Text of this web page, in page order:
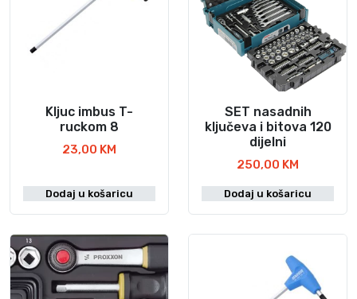
Kljuc imbus T-
ruckom 8
23,00 KM
Dodaj u košaricu
SET nasadnih
ključeva i bitova 120
dijelni
250,00 KM
Dodaj u košaricu